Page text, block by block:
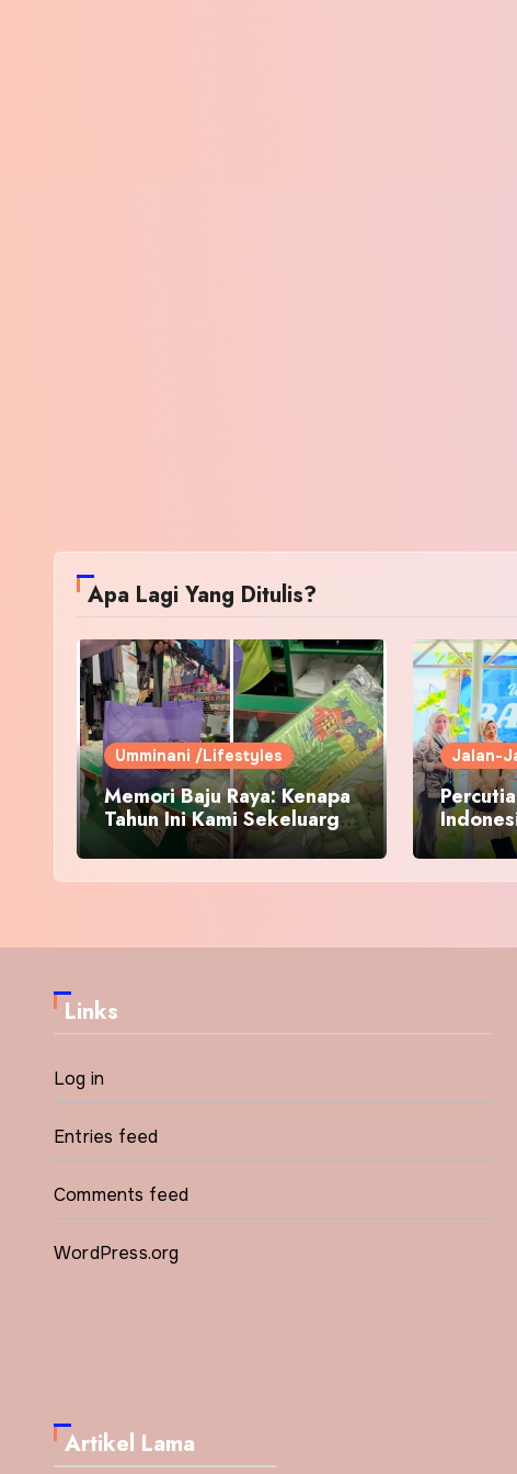
Apa Lagi Yang Ditulis?
Umminani /Lifestyles
Memori Baju Raya: Kenapa
Tahun Ini Kami Sekeluarga
Kembali ke Pusat Pakaian
Hari-Hari?
Jalan-
Links
Log in
Entries feed
Comments feed
WordPress.org
Artikel Lama